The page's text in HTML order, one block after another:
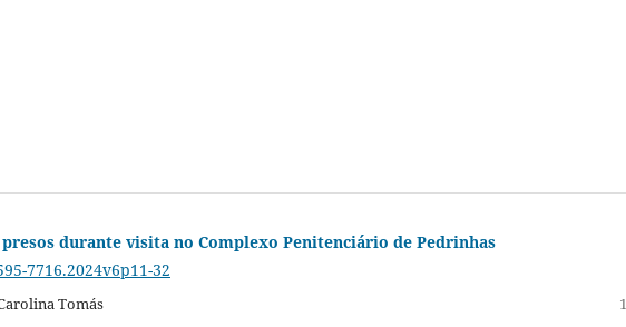
durante visita no Complexo Penitenciário de Pedrinhas
7716.2024v6p11-32
Tomás